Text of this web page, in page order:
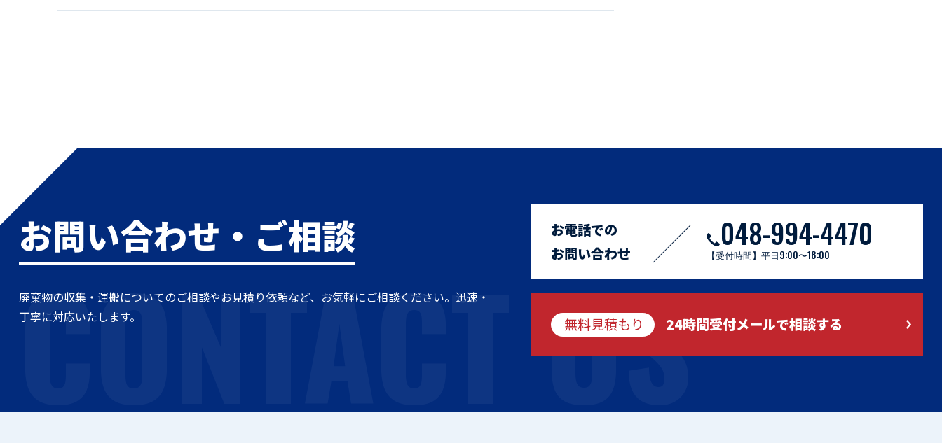
お問い合わせ・ご相談
廃棄物の収集・運搬についてのご相談やお見積り依頼など、お気軽にご相談ください。迅速・
丁寧に対応いたします。
CONTACT US
お電話での
お問い合わせ
048-994-4470
【受付時間】平日9:00〜18:00
無料見積もり 24時間受付メールで相談する